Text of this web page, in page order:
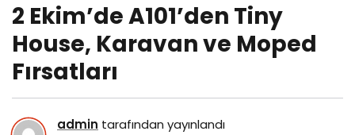
2 Ekim’de A101’den Tiny
House, Karavan ve Moped
Fırsatları
admin tarafından yayınlandı